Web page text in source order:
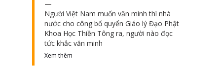
Người Việt Nam muốn văn minh thì nhà
nước cho công bố quyển Giáo lý Đạo Phật
Khoa Học Thiền Tông ra, người nào đọc
tức khắc văn minh
Xem thêm